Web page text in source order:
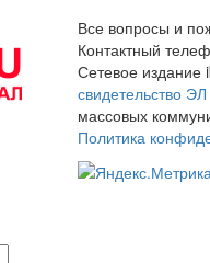
Все вопросы и
Контактный
Сетевое издание
свидетельство
массовых
Политика